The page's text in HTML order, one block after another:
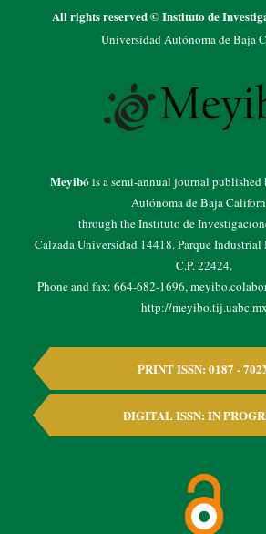
PRINT ISSN: 0187 -
DIGITAL ISSN: IN
All rights reserved © Instituto de
Universidad Autónoma de Baja
Meyibóis a semi-annual journal
Autónoma de Baja
through the Instituto de
Calzada Universidad 14418. Parque
C.P. 22424.
Phone and fax: 664-682-1696,
http://meyibo.tij.uabc.mx